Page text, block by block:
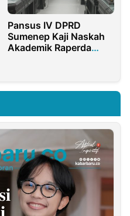
Pansus IV DPRD
Sumenep Kaji Naskah
Akademik Raperda